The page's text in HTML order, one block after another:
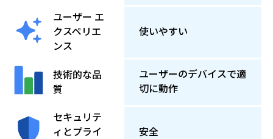
ユーザー エ
クスペリエ
ンス
使いやすい
技術的な品
質
ユーザーのデバイスで適
切に動作
セキュリテ
ィとプライ
安全